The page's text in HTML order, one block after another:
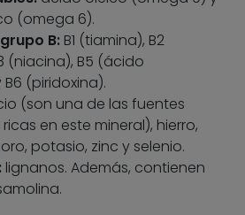
(omega 6).
B: B1 (tiamina), B2
(niacina), B5 (ácido
(piridoxina).
(son una de las fuentes
en este mineral), hierro,
potasio, zinc y selenio.
lignanos. Además, contienen